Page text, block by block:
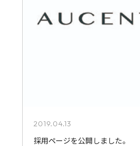
2019.04.13
採用ページを公開しました。